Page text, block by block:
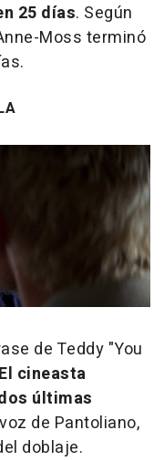
25 días. Según
Moss terminó
de Teddy "You
El cineasta
últimas
de Pantoliano,
doblaje.